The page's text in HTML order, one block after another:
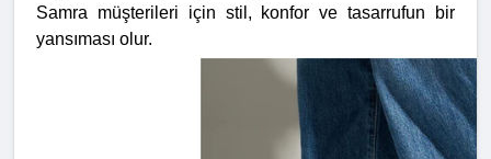
Samra müşterileri için stil, konfor ve tasarrufun bir
yansıması olur.